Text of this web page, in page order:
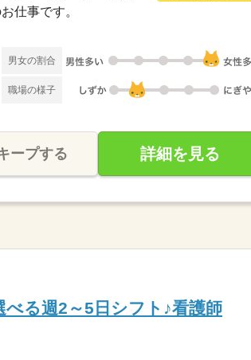
仕事です。
男女の割合
職場の様子
ープする 詳細を見る
べる週2～5日シフト♪看護師